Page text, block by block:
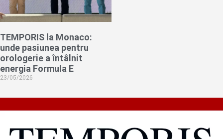
TEMPORIS la Monaco:
unde pasiunea pentru
orologerie a întâlnit
energia Formula E
23/05/2026